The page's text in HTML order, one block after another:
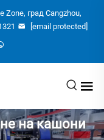
Zone, град Cangzhou,
[email protected]
на кашони